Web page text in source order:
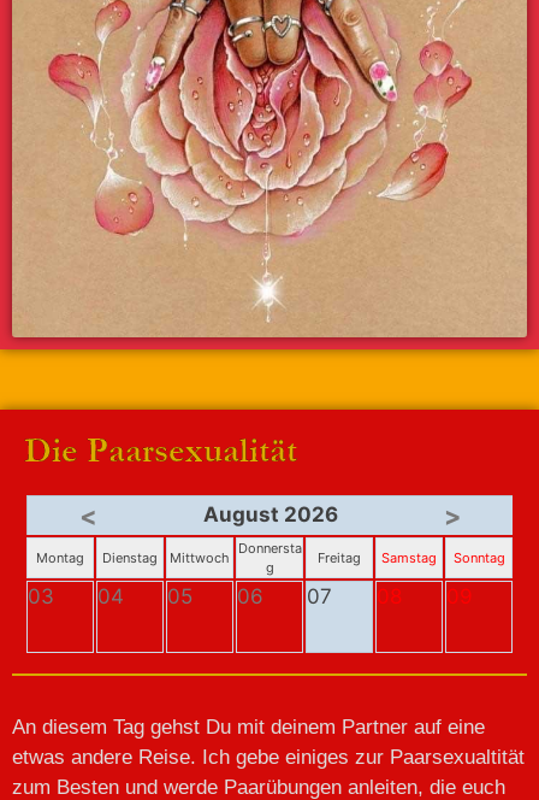
Die Paarsexualität
< August 2026 >
Montag Dienstag Mittwoch
Donnersta
g
Freitag Samstag Sonntag
03 04 05 06 07 08 09
An diesem Tag gehst Du mit deinem Partner auf eine
etwas andere Reise. Ich gebe einiges zur Paarsexualtität
zum Besten und werde Paarübungen anleiten, die euch